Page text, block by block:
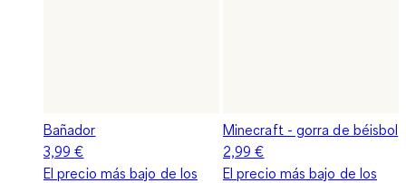
Bañador
3,99 €
El precio más bajo de los
Minecraft - gorra de béisbol
2,99 €
El precio más bajo de los